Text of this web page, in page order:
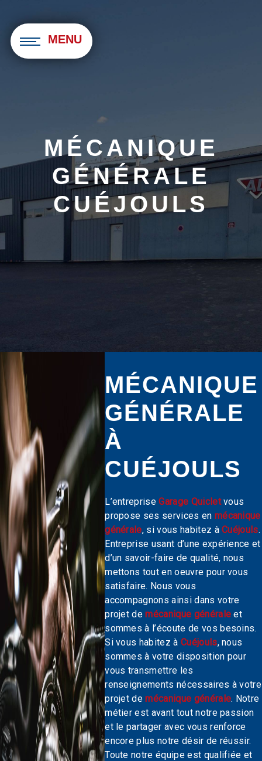
MENU
MÉCANIQUE
GÉNÉRALE
CUÉJOULS
MÉCANIQUE
GÉNÉRALE
À
CUÉJOULS
L’entrepriseGarage Quicletvous
propose ses services en mécanique
générale, si vous habitez àCuéjouls.
Entreprise usant d’une expérience et
d’un savoir-faire de qualité, nous
mettons tout en oeuvre pour vous
satisfaire. Nous vous
accompagnons ainsi dans votre
projet demécanique générale et
sommes à l’écoute de vos besoins.
Si vous habitez à Cuéjouls, nous
sommes à votre disposition pour
vous transmettre les
renseignements nécessaires à votre
projet demécanique générale. Notre
métier est avant tout notre passion
et le partager avec vous renforce
encore plus notre désir de réussir.
Toute notre équipe est qualifiée et